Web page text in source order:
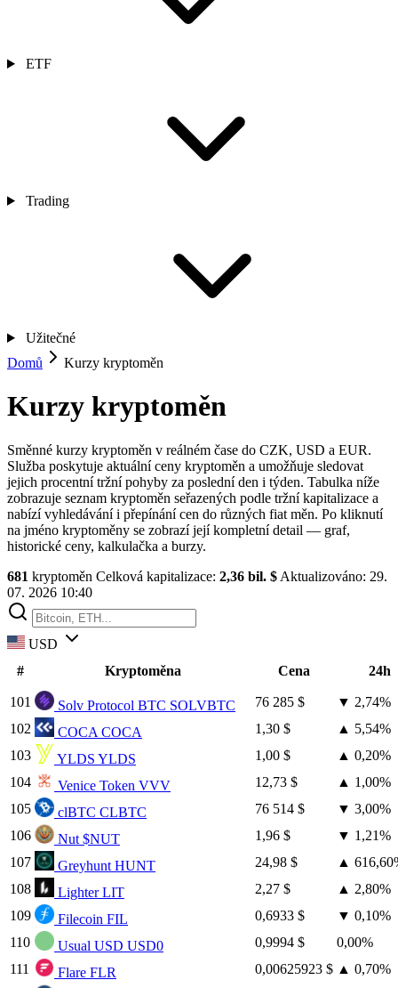
ETF
Trading
Užitečné
Domů
Kurzy kryptoměn
Kurzy kryptoměn
Směnné kurzy kryptoměn v reálném čase do CZK, USD a EUR.
Služba poskytuje aktuální ceny kryptoměn a umožňuje sledovat
jejich procentní tržní pohyby za poslední den i týden. Tabulka níže
zobrazuje seznam kryptoměn seřazených podle tržní kapitalizace a
nabízí vyhledávání i přepínání cen do různých fiat měn. Po kliknutí
na jméno kryptoměny se zobrazí její kompletní detail — graf,
historické ceny, kalkulačka a burzy.
681 kryptoměn Celková kapitalizace: 2,36 bil. $ Aktualizováno: 29.
07. 2026 10:40
USD
#
Kryptoměna Cena 24h
101 Solv Protocol BTC SOLVBTC 76 285 $ ▼ 2,74%
102
COCA COCA 1,30 $ ▲ 5,54%
103
YLDS YLDS 1,00 $ ▲ 0,20%
104
Venice Token VVV 12,73 $ ▲ 1,00%
105
clBTC CLBTC 76 514 $ ▼ 3,00%
106
Nut $NUT 1,96 $ ▼ 1,21%
107
Greyhunt HUNT 24,98 $ ▲
108
Lighter LIT 2,27 $ ▲ 2,80%
109
Filecoin FIL 0,6933 $ ▼ 0,10%
110
Usual USD USD0 0,9994 $
0,00%
111
Flare FLR 0,00625923 $ ▲ 0,70%